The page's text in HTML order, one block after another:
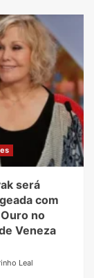
será
com
no
Veneza
Leal